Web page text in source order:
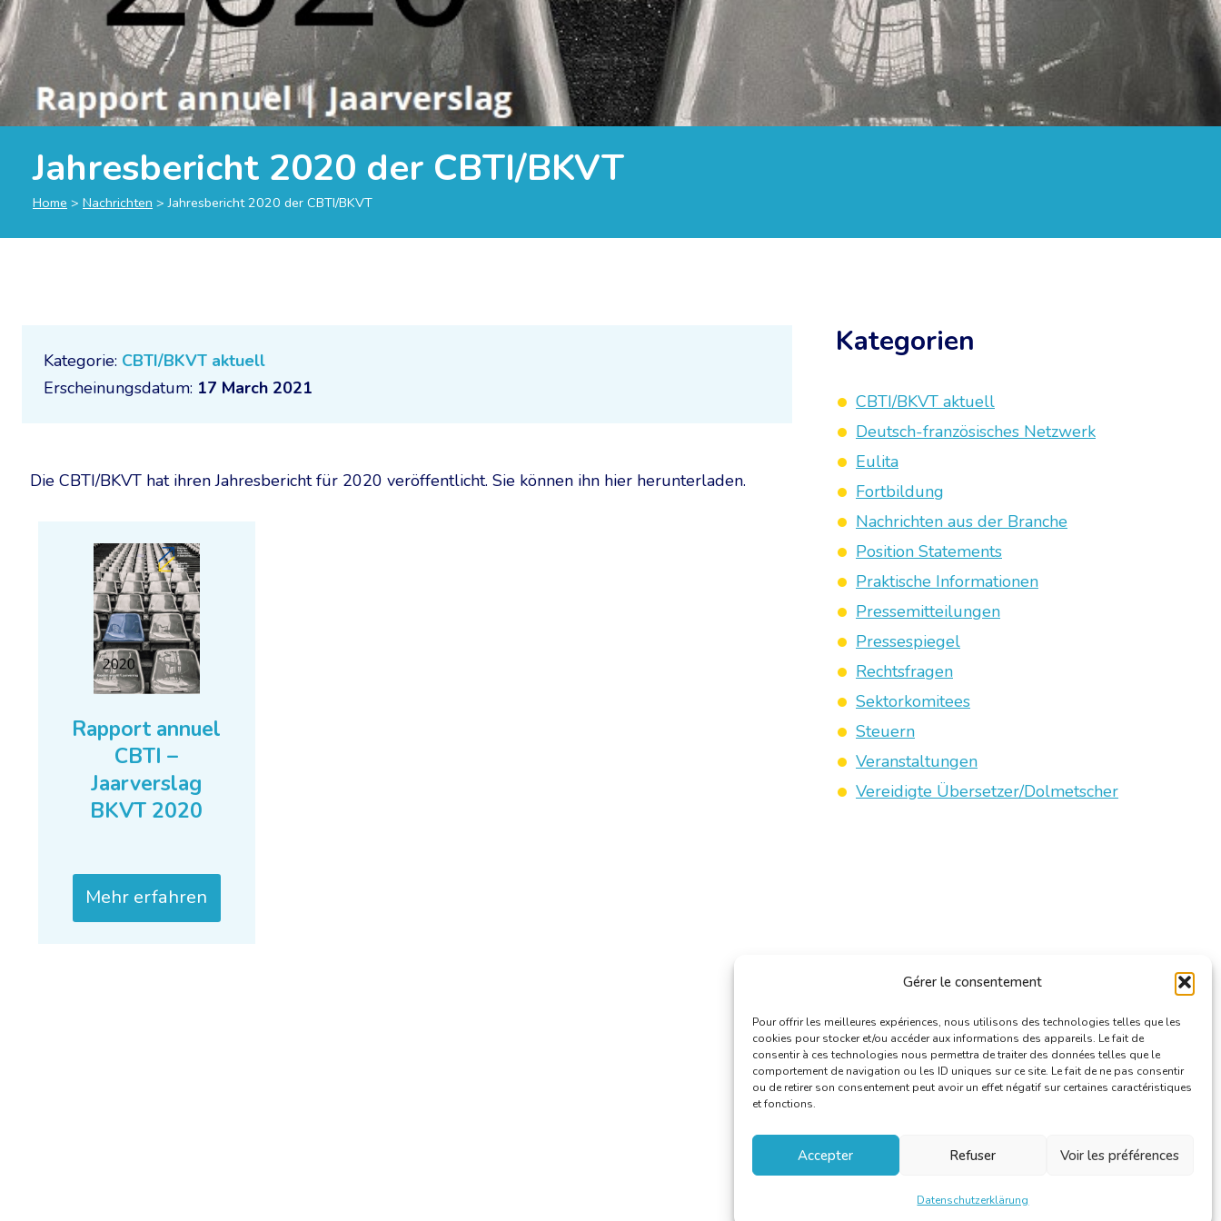
Gérer le consentement
Pour offrir les meilleures expériences, nous utilisons des technologies telles que les
cookies pour stocker et/ou accéder aux informations des appareils. Le fait de
consentir à ces technologies nous permettra de traiter des données telles que le
comportement de navigation ou les ID uniques sur ce site. Le fait de ne pas consentir
ou de retirer son consentement peut avoir un effet négatif sur certaines caractéristiques
et fonctions.
Accepter Refuser Voir les préférences
Datenschutzerklärung
Jahresbericht 2020 der CBTI/BKVT
Home > Nachrichten >Jahresbericht 2020 der CBTI/BKVT
Kategorie: CBTI/BKVT aktuell
Erscheinungsdatum: 17 March 2021
Die CBTI/BKVT hat ihren Jahresbericht für 2020 veröffentlicht. Sie können ihn hier herunterladen.
Rapport annuel
CBTI –
Jaarverslag
BKVT 2020
Mehr erfahren
Kategorien
CBTI/BKVT aktuell
Deutsch-französisches Netzwerk
Eulita
Fortbildung
Nachrichten aus der Branche
Position Statements
Praktische Informationen
Pressemitteilungen
Pressespiegel
Rechtsfragen
Sektorkomitees
Steuern
Veranstaltungen
Vereidigte Übersetzer/Dolmetscher